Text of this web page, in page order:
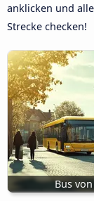
anklicken und
Strecke checken!
Bus